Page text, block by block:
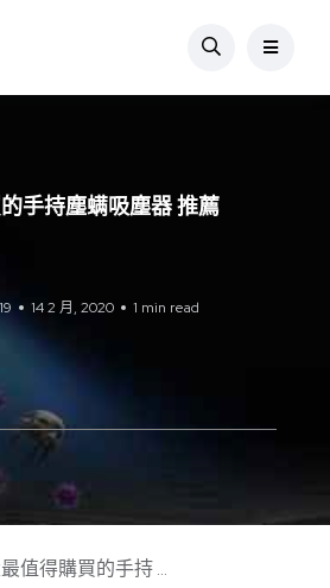
手持塵螨吸塵器 推薦
14 2 月, 2020 1 min read
值得購買的手持 ...